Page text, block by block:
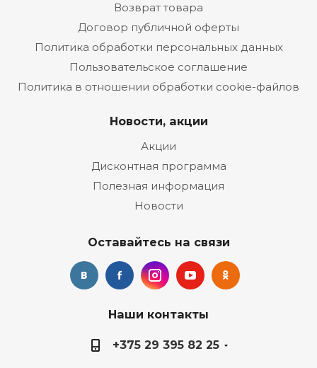
Возврат товара
Договор публичной оферты
Политика обработки персональных данных
Пользовательское соглашение
Политика в отношении обработки cookie-файлов
Новости, акции
Акции
Дисконтная программа
Полезная информация
Новости
Оставайтесь на связи
Наши контакты
+375 29 395 82 25